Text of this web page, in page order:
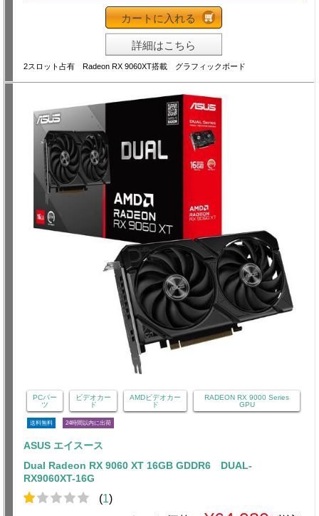
カートに入れる
詳細はこちら
2スロット占有 Radeon RX 9060XT搭載 グラフィックボード
PCパー
ツ
ビデオカー
ド
AMDビデオカー
ド
RADEON RX 9000 Series
GPU
送料無料 24時間以内に出荷
ASUS エイスース
Dual Radeon RX 9060 XT 16GB GDDR6 DUAL-
RX9060XT-16G
(1)